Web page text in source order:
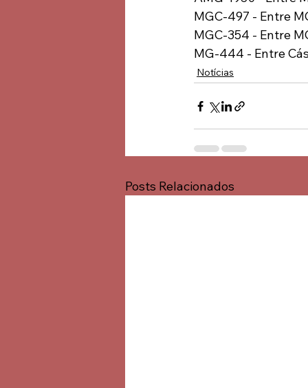
MGC-497 - Entre
MGC-354 - Entre
MG-444 - Entre
Notícias
Posts Relacionados